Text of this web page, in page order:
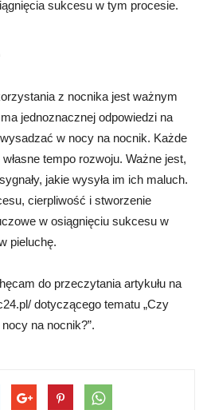
sukcesu w tym procesie.
z nocnika jest ważnym
jednoznacznej odpowiedzi na
w nocy na nocnik. Każde
tempo rozwoju. Ważne jest,
jakie wysyła im ich maluch.
cierpliwość i stworzenie
w osiągnięciu sukcesu w
pieluchę.
do przeczytania artykułu na
dotyczącego tematu „Czy
na nocnik?”.